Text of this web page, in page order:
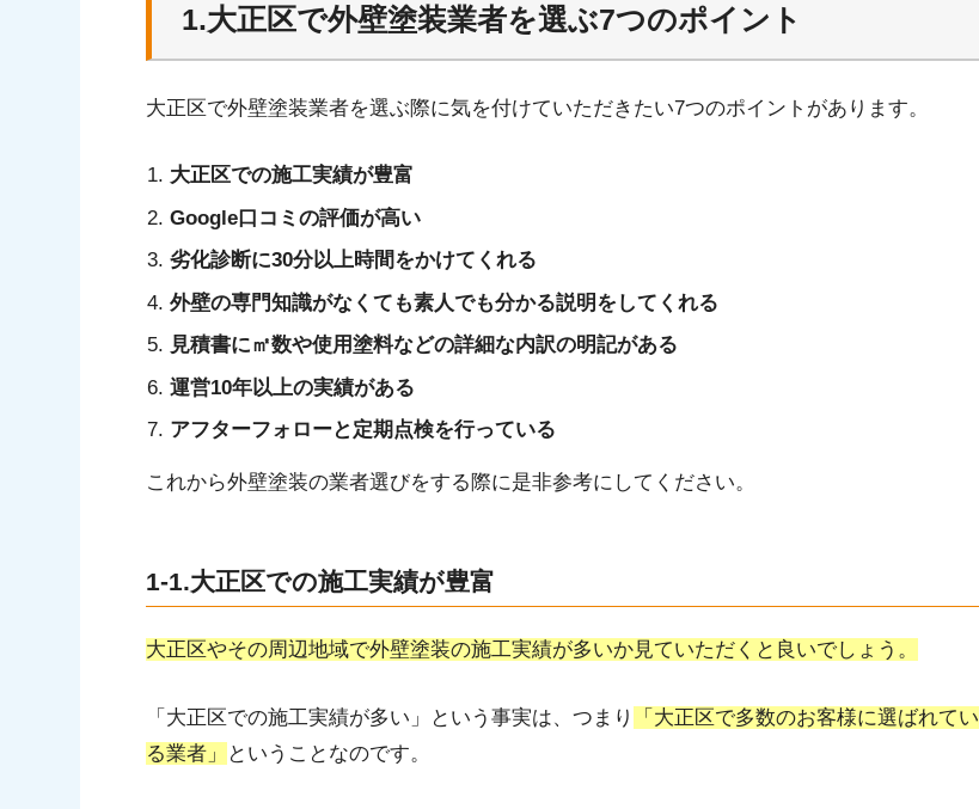
1-3.劣化診断に30分以上時間をかけてくれる
1-6.運営10年以上の実績がある
2.大正区で外壁塗装をするなら南大阪ペイントセンターへ依頼すべき7つの理由
2-1.大正区周辺地域で多数の施工実績あり
2-2.Google口コミ100件以上の★4.9の高評価
2-3.大正区へアフターフォローにすぐに伺います
2-4.ハウスメーカー認定施工店なので長持ちする塗装を実現
2-7.劣化診断に30分以上の時間をかける
3.大正区で一番良い外壁塗装をするなら南大阪ペイントセンターへおまかせください
1.大正区で外壁塗装業者を選ぶ7つのポイント
大正区で外壁塗装業者を選ぶ際に気を付けていただきたい7つのポイントがあります。
大正区での施工実績が豊富
Google口コミの評価が高い
劣化診断に30分以上時間をかけてくれる
外壁の専門知識がなくても素人でも分かる説明をしてくれる
見積書に㎡数や使用塗料などの詳細な内訳の明記がある
運営10年以上の実績がある
アフターフォローと定期点検を行っている
これから外壁塗装の業者選びをする際に是非参考にしてください。
1-1.大正区での施工実績が豊富
大正区やその周辺地域で外壁塗装の施工実績が多いか見ていただくと良いでしょう。
「大正区での施工実績が多い」という事実は、つまり
「大正区で多数のお客様に選ばれてい
る業者」
ということなのです。